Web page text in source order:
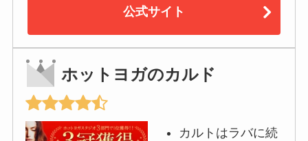
公式サイト
ホットヨガのカルド
カルトはラバに続